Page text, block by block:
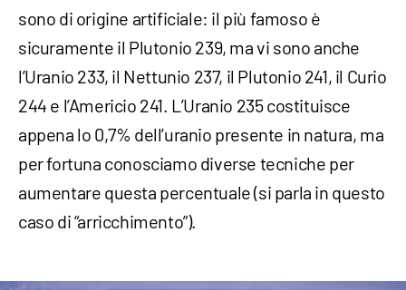
sono di origine artificiale: il più famoso è
sicuramente il Plutonio 239, ma vi sono anche
l’Uranio 233, il Nettunio 237, il Plutonio 241, il Curio
244 e l’Americio 241. L’Uranio 235 costituisce
appena lo 0,7% dell’uranio presente in natura, ma
per fortuna conosciamo diverse tecniche per
aumentare questa percentuale (si parla in questo
caso di “arricchimento”).